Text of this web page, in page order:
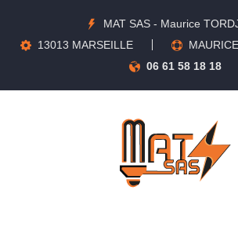
MAT SAS - Maurice
13013 MARSEILLE
06 61 58 18 18